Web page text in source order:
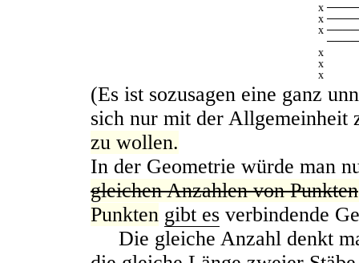
x
x
x
x
x
x
(Es ist sozusagen eine ganz
sich nur mit der Allgemeinheit
zu wollen.
In der Geometrie würde man
gleichen Anzahlen von Punkten
Punkten gibt es verbindende
Die gleiche Anzahl denkt